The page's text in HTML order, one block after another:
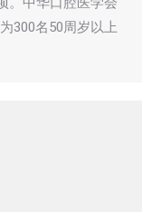
300名50周岁以上